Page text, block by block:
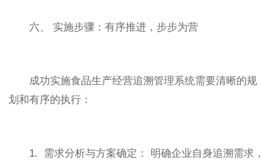
六、 实施步骤：有序推进，步步为营
成功实施食品生产经营追溯管理系统需要清晰的规
划和有序的执行：
1. 需求分析与方案确定： 明确企业自身追溯需求，